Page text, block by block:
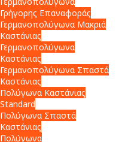
Γρήγορης Επαναφοράς
Γερμανοπολύγωνα Μακριά
Καστάνιας
Γερμανοπολύγωνα
Καστάνιας
Γερμανοπολύγωνα Σπαστά
Καστάνιας
Πολύγωνα Καστάνιας
Standard
Πολύγωνα Σπαστά
Καστάνιας
Πολύγωνα